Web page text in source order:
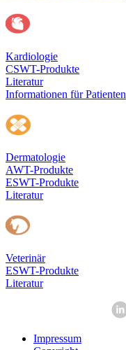
Kardiologie
CSWT-Produkte
Literatur
Informationen für Patienten
Dermatologie
AWT-Produkte
ESWT-Produkte
Literatur
Veterinär
ESWT-Produkte
Literatur
Impressum